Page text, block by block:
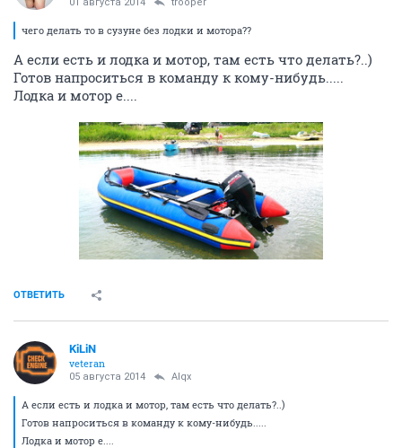
чего делать то в сузуне без лодки и мотора??
А если есть и лодка и мотор, там есть что делать?..)
Готов напроситься в команду к кому-нибудь.....
Лодка и мотор е....
ОТВЕТИТЬ
KiLiN
veteran
05 августа 2014 Alqx
А если есть и лодка и мотор, там есть что делать?..)
Готов напроситься в команду к кому-нибудь.....
Лодка и мотор е....